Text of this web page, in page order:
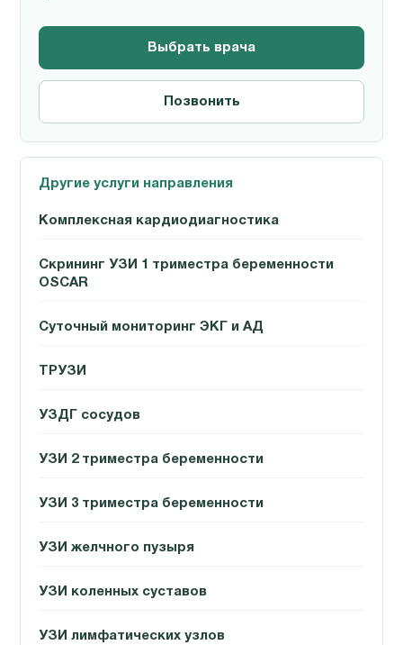
Выбрать врача
Позвонить
Другие услуги направления
Комплексная кардиодиагностика
Скрининг УЗИ 1 триместра беременности
OSCAR
Суточный мониторинг ЭКГ и АД
ТРУЗИ
УЗДГ сосудов
УЗИ 2 триместра беременности
УЗИ 3 триместра беременности
УЗИ желчного пузыря
УЗИ коленных суставов
УЗИ лимфатических узлов